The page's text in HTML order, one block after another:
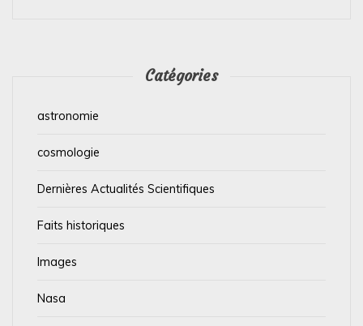
Catégories
astronomie
cosmologie
Dernières Actualités Scientifiques
Faits historiques
Images
Nasa